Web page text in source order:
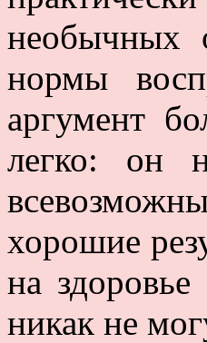
необычных
нормы
аргумент
легко: он
хорошие
на
никак не